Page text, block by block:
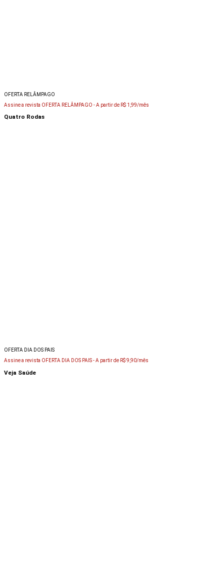
OFERTA RELÂMPAGO
Assine a revista OFERTA RELÂMPAGO -A partir de R$ 1,99/mês
Quatro Rodas
OFERTA DIA DOS PAIS
Assine a revista OFERTA DIA DOS PAIS -A partir de R$ 9,90/mês
Veja Saúde